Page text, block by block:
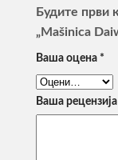
Будите први
„Mašinica
Ваша оцена *
Ваша рецензија